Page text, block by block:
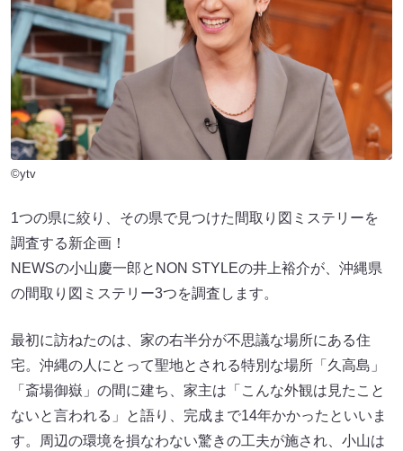
©ytv
1つの県に絞り、その県で見つけた間取り図ミステリーを
調査する新企画！
NEWSの小山慶一郎とNON STYLEの井上裕介が、沖縄県
の間取り図ミステリー3つを調査します。
最初に訪ねたのは、家の右半分が不思議な場所にある住
宅。沖縄の人にとって聖地とされる特別な場所「久高島」
「斎場御嶽」の間に建ち、家主は「こんな外観は見たこと
ないと言われる」と語り、完成まで14年かかったといいま
す。周辺の環境を損なわない驚きの工夫が施され、小山は